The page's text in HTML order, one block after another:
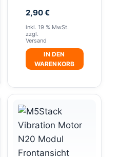
2,90€
inkl. 19 % MwSt.
zzgl.
Versand
IN DEN
WARENKORB